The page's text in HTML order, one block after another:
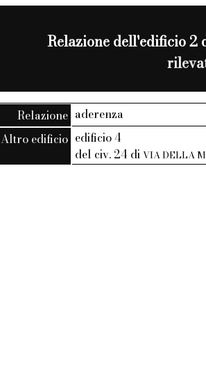
Relazione dell'edificio 2
Relazione aderenza
Altro edificio edificio 4
del civ. 24 diVIA DELLA